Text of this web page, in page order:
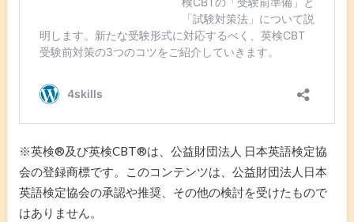
※英検®及び英検CBT®は、公益財団法人 日本英語検定協
会の登録商標です。このコンテンツは、公益財団法人日本
英語検定協会の承認や推奨、その他の検討を受けたもので
はありません。